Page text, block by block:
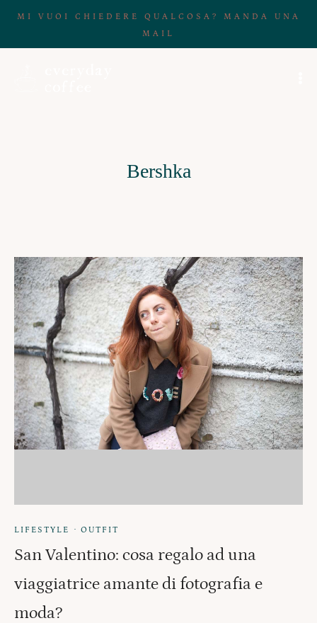
MI VUOI CHIEDERE QUALCOSA? MANDA UNA
MAIL
Bershka
LIFESTYLE · OUTFIT
San Valentino: cosa regalo ad una
viaggiatrice amante di fotografia e
moda?